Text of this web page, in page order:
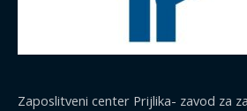
Zaposlitveni center Prijlika- zavod za